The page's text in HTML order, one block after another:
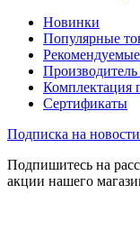
Новинки
Популярные
Комплектация
Сертификаты
Подписка на
Подпишитесь на
акции нашего